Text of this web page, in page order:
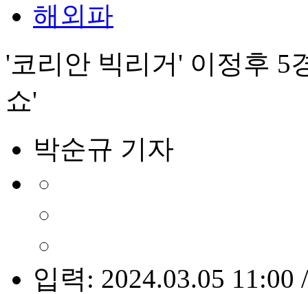
해외파
'코리안 빅리거' 이정후 5
쇼'
박순규 기자
입력: 2024.03.05 11:00